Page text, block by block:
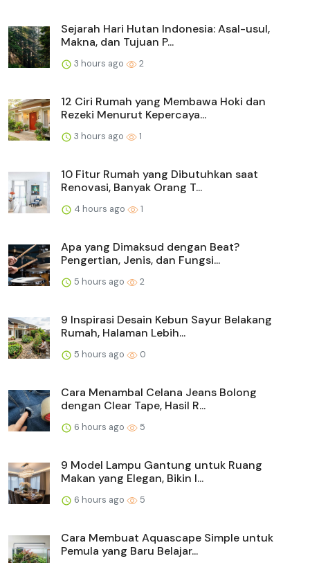
Sejarah Hari Hutan Indonesia: Asal-usul,
Makna, dan Tujuan P...
3 hours ago 2
12 Ciri Rumah yang Membawa Hoki dan
Rezeki Menurut Kepercaya...
3 hours ago 1
10 Fitur Rumah yang Dibutuhkan saat
Renovasi, Banyak Orang T...
4 hours ago 1
Apa yang Dimaksud dengan Beat?
Pengertian, Jenis, dan Fungsi...
5 hours ago 2
9 Inspirasi Desain Kebun Sayur Belakang
Rumah, Halaman Lebih...
5 hours ago 0
Cara Menambal Celana Jeans Bolong
dengan Clear Tape, Hasil R...
6 hours ago 5
9 Model Lampu Gantung untuk Ruang
Makan yang Elegan, Bikin I...
6 hours ago 5
Cara Membuat Aquascape Simple untuk
Pemula yang Baru Belajar...